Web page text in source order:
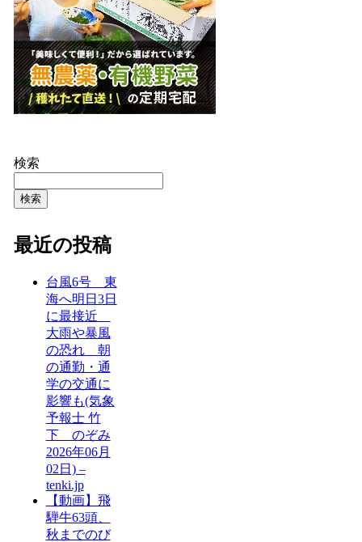
検索
検索
最近の投稿
台風6号 東
海へ明日3日
に最接近
大雨や暴風
の恐れ 朝
の通勤・通
学の交通に
影響も(気象
予報士 竹
下 のぞみ
2026年06月
02日) –
tenki.jp
【動画】飛
騨牛63頭、
秋までのび